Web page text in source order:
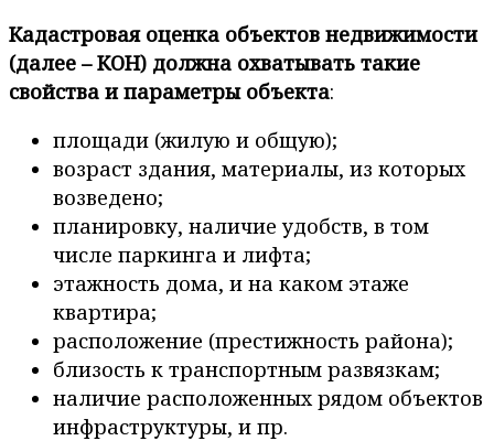
Кадастровая оценка объектов недвижимости
(далее – КОН) должна охватывать такие
свойства и параметры объекта:
площади (жилую и общую);
возраст здания, материалы, из которых
возведено;
планировку, наличие удобств, в том
числе паркинга и лифта;
этажность дома, и на каком этаже
квартира;
расположение (престижность района);
близость к транспортным развязкам;
наличие расположенных рядом объектов
инфраструктуры, и пр.